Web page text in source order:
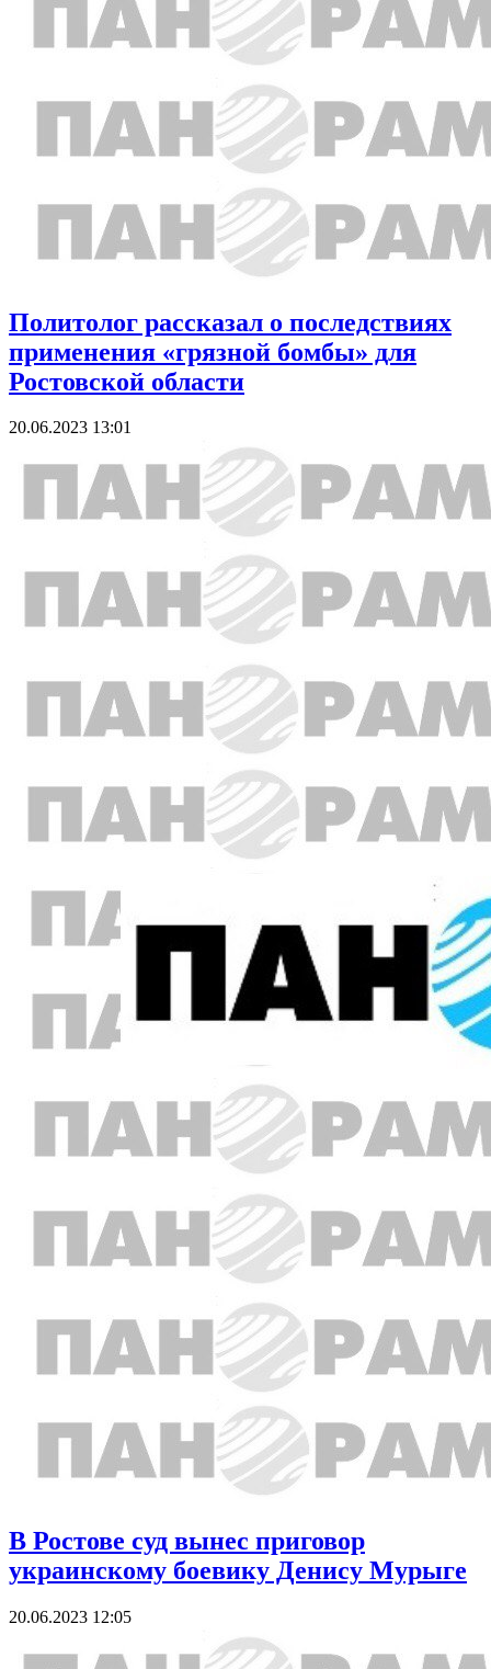
Политолог рассказал о последствиях
применения «грязной бомбы» для
Ростовской области
20.06.2023 13:01
В Ростове суд вынес приговор
украинскому боевику Денису Мурыге
20.06.2023 12:05